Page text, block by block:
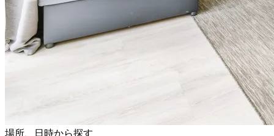
場所、日時から探す